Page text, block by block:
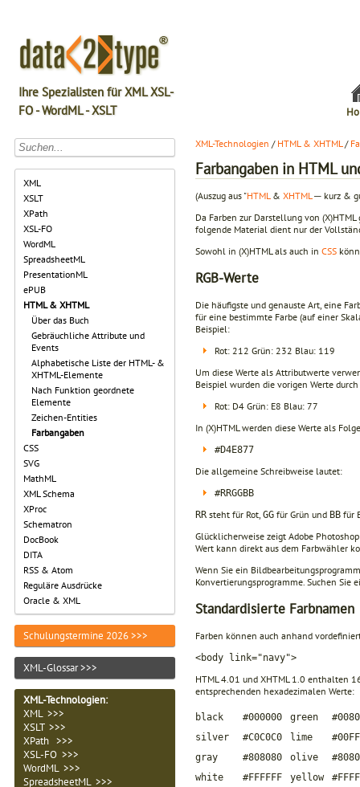
Ihre Spezialisten für XML XSL-
FO - WordML - XSLT
XML
XSLT
XPath
XSL-FO
WordML
SpreadsheetML
PresentationML
ePUB
HTML & XHTML
Über das Buch
Gebräuchliche Attribute und
Events
Alphabetische Liste der HTML- &
XHTML-Elemente
Nach Funktion geordnete
Elemente
Zeichen-Entities
Farbangaben
CSS
SVG
MathML
XML Schema
XProc
Schematron
DocBook
DITA
RSS & Atom
Reguläre Ausdrücke
Oracle & XML
Schulungstermine 2026 >>>
XML-Glossar >>>
XML-Technologien:
XML >>>
XSLT >>>
XPath >>>
XSL-FO >>>
WordML >>>
SpreadsheetML >>>
XML-Technologien / HTML & XHTML/
Farbangaben in HTML
(Auszug aus "HTML & XHTML ─ kurz &
Da Farben zur Darstellung von
folgende Material dient nur der
Sowohl in (X)HTML als auch in CSS
RGB-Werte
Die häufigste und genauste Art, eine
für eine bestimmte Farbe (auf einer
Beispiel:
Rot: 212 Grün: 232 Blau: 119
Um diese Werte als Attributwerte
Beispiel wurden die vorigen Werte
Rot: D4 Grün: E8 Blau: 77
In (X)HTML werden diese Werte als
#D4E877
Die allgemeine Schreibweise lautet:
#RRGGBB
RR steht für Rot, GG für Grün und BB für
Glücklicherweise zeigt Adobe
Wert kann direkt aus dem Farbwähler
Wenn Sie ein
Konvertierungsprogramme. Suchen
Standardisierte Farbnamen
Farben können auch anhand
<body link="navy">
HTML 4.01 und XHTML 1.0 enthalten
entsprechenden hexadezimalen Werte:
black #000000 green
silver
#C0C0C0 lime
gray
#808080 olive
white
#FFFFFF yellow